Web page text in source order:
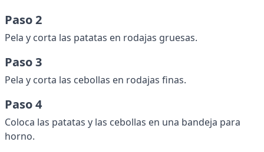
Paso 2
Pela y corta las patatas en rodajas gruesas.
Paso 3
Pela y corta las cebollas en rodajas finas.
Paso 4
Coloca las patatas y las cebollas en una bandeja para
horno.